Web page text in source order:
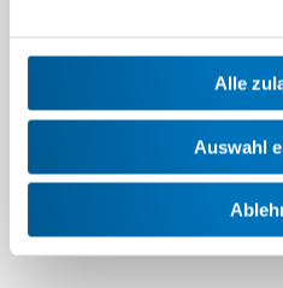
Alle
Auswahl
und schulischen
Swissmem. Durch die
Personalisierung,
interaktiven Features,
Vielzahl an